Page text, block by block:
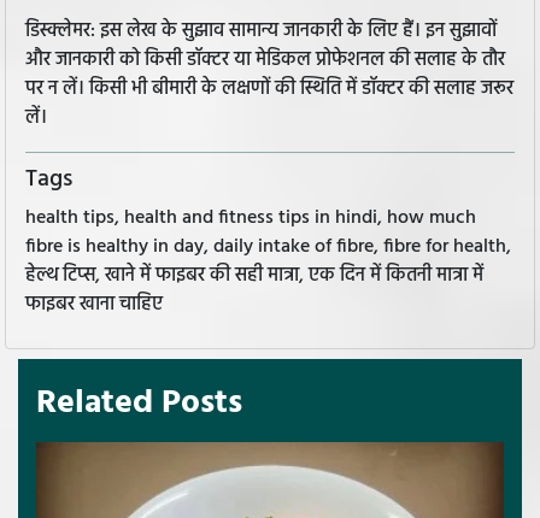
डिस्क्लेमर: इस लेख के सुझाव सामान्य जानकारी के लिए हैं। इन सुझावों
और जानकारी को किसी डॉक्टर या मेडिकल प्रोफेशनल की सलाह के तौर
पर न लें। किसी भी बीमारी के लक्षणों की स्थिति में डॉक्टर की सलाह जरूर
लें।
Tags
health tips, health and fitness tips in hindi, how much
fibre is healthy in day, daily intake of fibre, fibre for health,
हेल्थ टिप्स, खाने में फाइबर की सही मात्रा, एक दिन में कितनी मात्रा में
फाइबर खाना चाहिए
Related Posts